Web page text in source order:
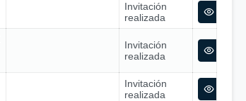
Invitación
realizada
Invitación
realizada
Invitación
realizada